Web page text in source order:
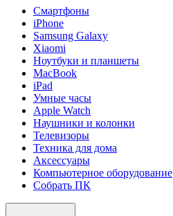
Смартфоны
iPhone
Samsung Galaxy
Xiaomi
Ноутбуки и планшеты
MacBook
iPad
Умные часы
Apple Watch
Наушники и колонки
Телевизоры
Техника для дома
Аксессуары
Компьютерное оборудование
Собрать ПК